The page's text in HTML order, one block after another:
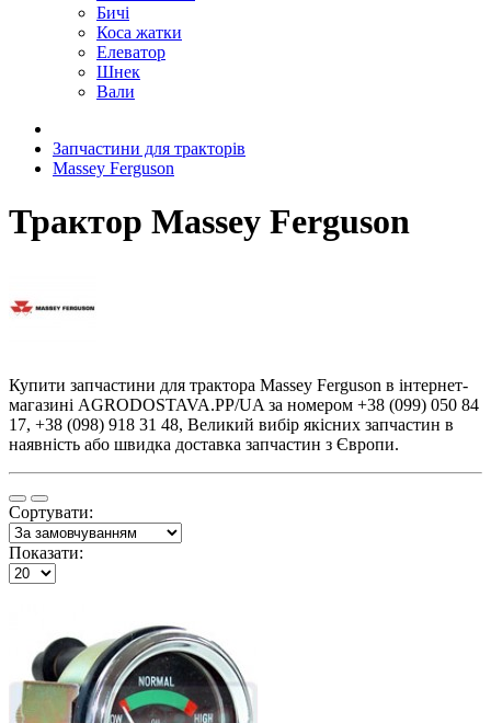
Бичі
Коса жатки
Елеватор
Шнек
Вали
Запчастини для тракторів
Massey Ferguson
Трактор Massey Ferguson
Купити запчастини для трактора Massey Ferguson в інтернет-
магазині AGRODOSTAVA.PP/UA за номером +38 (099) 050 84
17, +38 (098) 918 31 48, Великий вибір якісних запчастин в
наявність або швидка доставка запчастин з Європи.
Сортувати:
Показати: